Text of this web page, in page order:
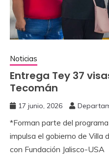
Noticias
Entrega Tey 37
Tecomán
17 junio, 2026
*Forman parte del
impulsa el gobierno de Villa
con Fundación Jalisco-USA